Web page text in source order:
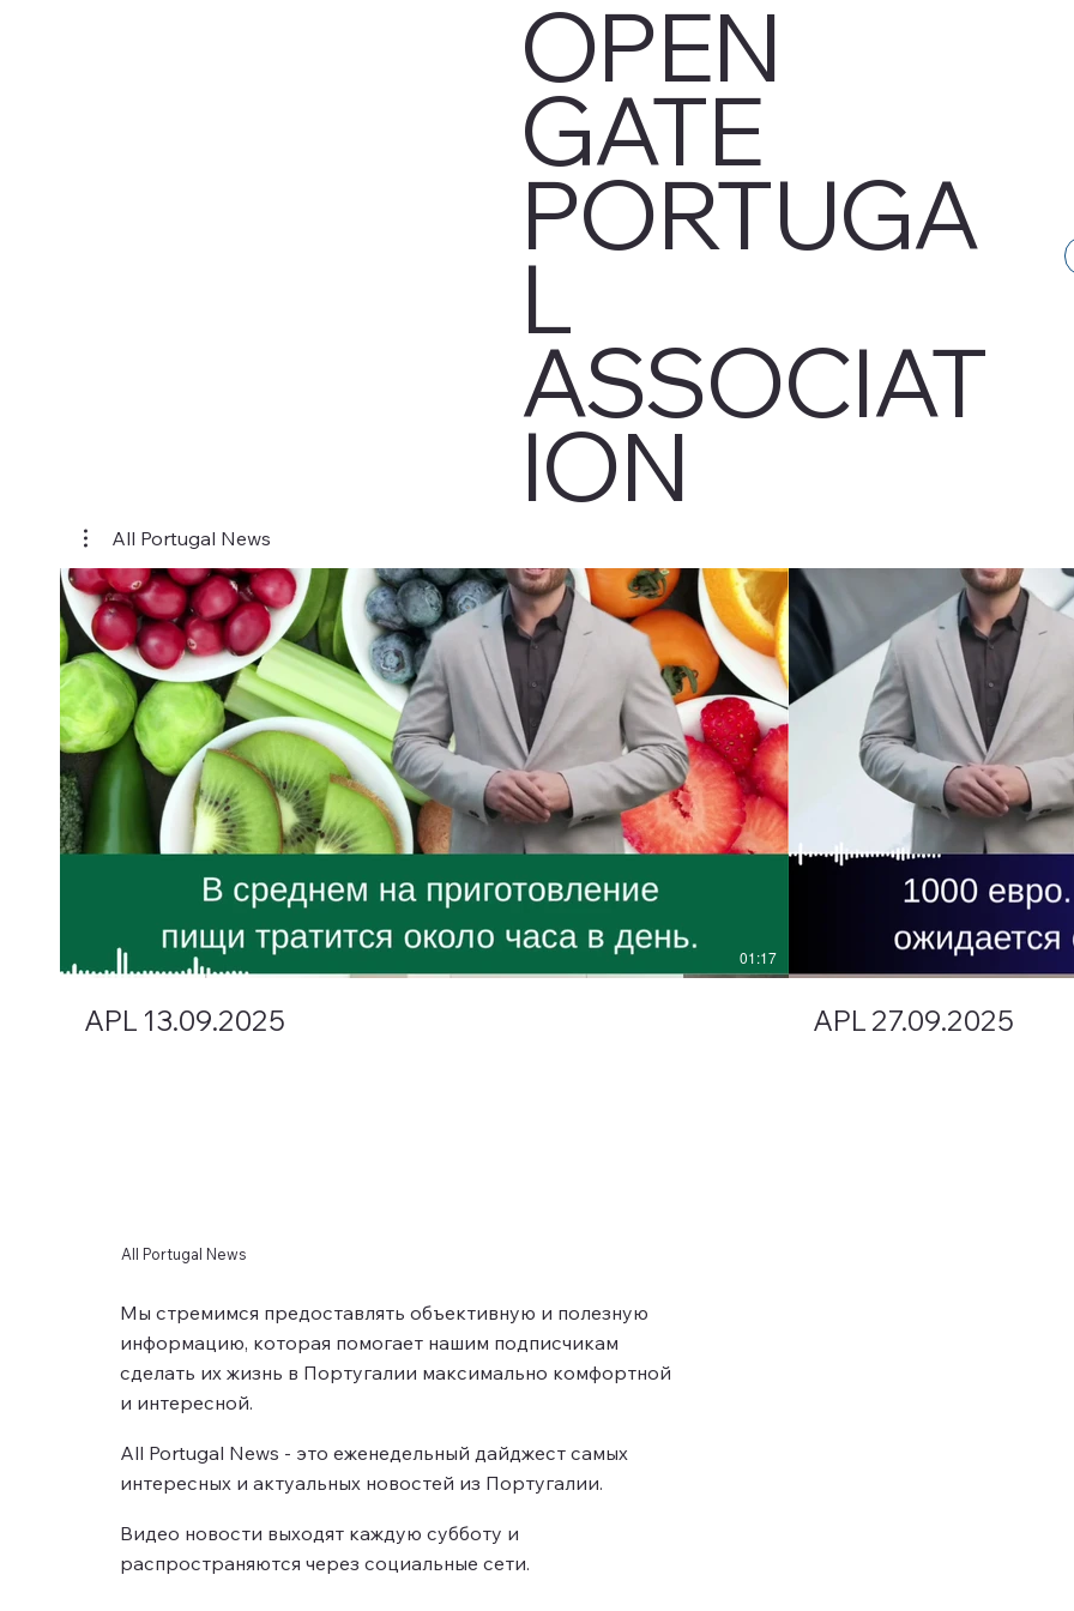
OPEN
GATE
PORTUGA
L
ASSOCIAT
ION
All Portugal News
Play Video
01:17
APL 13.09.2025 APL 27.09.2025
All Portugal News
Мы стремимся предоставлять объективную и полезную
информацию, которая помогает нашим подписчикам
сделать их жизнь в Португалии максимально комфортной
и интересной.
All Portugal News - это еженедельный дайджест самых
интересных и актуальных новостей из Португалии.
Видео новости выходят каждую субботу и
распространяются через социальные сети.